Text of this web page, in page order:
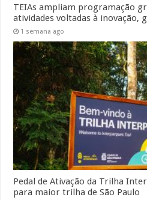
TEIAs ampliam programação
atividades voltadas à inovação,
1 semana ago
Pedal de Ativação da Trilha
para maior trilha de São Paulo